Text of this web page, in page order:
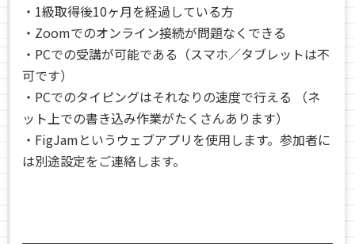
・1級取得後10ヶ月を経過している方
・Zoomでのオンライン接続が問題なくできる
・PCでの受講が可能である（スマホ／タブレットは不
可です）
・PCでのタイピングはそれなりの速度で行える （ネ
ット上での書き込み作業がたくさんあります）
・FigJamというウェブアプリを使用します。参加者に
は別途設定をご連絡します。